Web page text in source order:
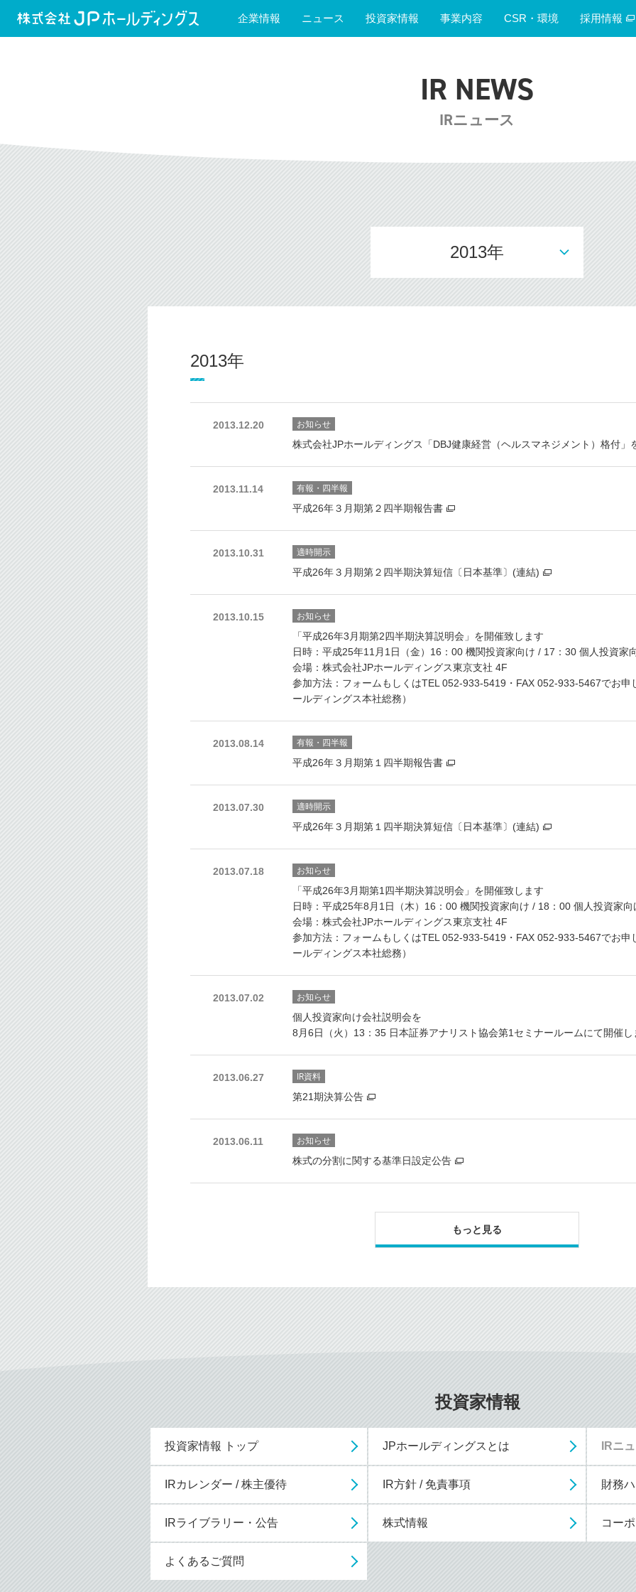
企業情報 ニュース 投資家情報 事業内容 CSR・環境 採用情報
IR NEWS
IRニュース
2013年
2013年
2013.12.20 お知らせ
株式会社JPホールディングス「DBJ健康経営（ヘルスマネジメント）格付」
2013.11.14 有報・四半報
平成26年３月期第２四半期報告書
2013.10.31 適時開示
平成26年３月期第２四半期決算短信〔日本基準〕(連結)
2013.10.15 お知らせ
「平成26年3月期第2四半期決算説明会」を開催致します
日時：平成25年11月1日（金）16：00 機関投資家向け / 17：30 個人投資家
会場：株式会社JPホールディングス東京支社 4F
参加方法：フォームもしくはTEL 052-933-5419・FAX 052-933-5467でお申
ールディングス本社総務）
2013.08.14 有報・四半報
平成26年３月期第１四半期報告書
2013.07.30 適時開示
平成26年３月期第１四半期決算短信〔日本基準〕(連結)
2013.07.18 お知らせ
「平成26年3月期第1四半期決算説明会」を開催致します
日時：平成25年8月1日（木）16：00 機関投資家向け / 18：00 個人投資家向
会場：株式会社JPホールディングス東京支社 4F
参加方法：フォームもしくはTEL 052-933-5419・FAX 052-933-5467でお申
ールディングス本社総務）
2013.07.02 お知らせ
個人投資家向け会社説明会を
8月6日（火）13：35 日本証券アナリスト協会第1セミナールームにて開催し
2013.06.27 IR資料
第21期決算公告
2013.06.11 お知らせ
株式の分割に関する基準日設定公告
もっと見る
投資家情報
投資家情報 トップ JPホールディングスとは IRニ
IRカレンダー / 株主優待 IR方針 / 免責事項 財務
IRライブラリー・公告 株式情報 コー
よくあるご質問